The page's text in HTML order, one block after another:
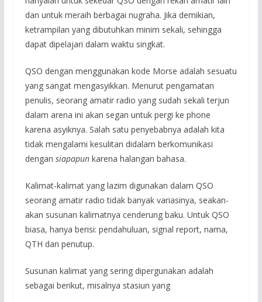
dan untuk meraih berbagai nugraha. Jika demikian,
ketrampilan yang dibutuhkan minim sekali, sehingga
dapat dipelajari dalam waktu singkat.
QSO dengan menggunakan kode Morse adalah sesuatu
yang sangat mengasyikkan. Menurut pengamatan
penulis, seorang amatir radio yang sudah sekali terjun
dalam arena ini akan segan untuk pergi ke phone
karena asyiknya. Salah satu penyebabnya adalah kita
tidak mengalami kesulitan didalam berkomunikasi
dengan siapapunkarena halangan bahasa.
Kalimat-kalimat yang lazim digunakan dalam QSO
seorang amatir radio tidak banyak variasinya, seakan-
akan susunan kalimatnya cenderung baku. Untuk QSO
biasa, hanya berisi: pendahuluan, signal report, nama,
QTH dan penutup.
Susunan kalimat yang sering dipergunakan adalah
sebagai berikut, misalnya stasiun yang